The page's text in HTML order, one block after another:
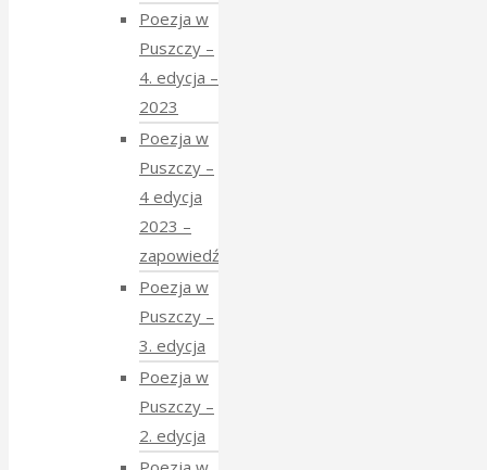
Poezja w
Puszczy –
4. edycja –
2023
Poezja w
Puszczy –
4 edycja
2023 –
zapowiedź
Poezja w
Puszczy –
3. edycja
Poezja w
Puszczy –
2. edycja